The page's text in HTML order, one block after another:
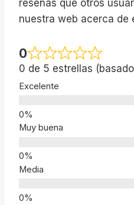
reseñas que otros
nuestra web acerca de
0
0 de 5 estrellas
Excelente
Muy buena
Media